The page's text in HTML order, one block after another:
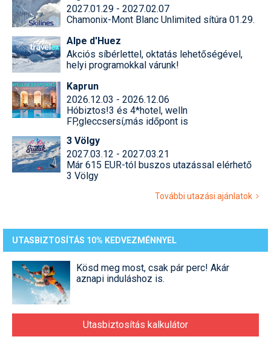
2027.01.29 - 2027.02.07
Chamonix-Mont Blanc Unlimited sítúra 01.29.
Alpe d'Huez
Akciós síbérlettel, oktatás lehetőségével,
helyi programokkal várunk!
Kaprun
2026.12.03 - 2026.12.06
Hóbiztos!3 és 4*hotel, welln
FP,gleccsersí,más időpont is
3 Völgy
2027.03.12 - 2027.03.21
Már 615 EUR-tól buszos utazással elérhető
3 Völgy
További utazási ajánlatok
UTASBIZTOSÍTÁS 10% KEDVEZMÉNNYEL
Kösd meg most, csak pár perc! Akár
aznapi induláshoz is.
Utasbiztosítás kalkulátor